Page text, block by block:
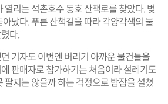
열리는 석촌호수 동호 산책로를 찾았다. 벚
났다. 푸른 산책길을 따라 각양각색의 물
다.
기자도 이번엔 버리기 아까운 물건들을
판매자로 참가하기는 처음이라 설레기도
팔지는 않을까 하는 걱정으로 밤잠을 설쳤